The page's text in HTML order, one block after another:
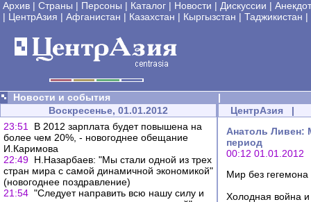
Архив | Страны | Персоны | Каталог | Новости | Дискуссии |
| ЦентрАзия | Афганистан | Казахстан | Кыргызстан | Таджикистан |
Новости и события
|
Воскресенье, 01.01.2012
23:51
В 2012 зарплата будет повышена на
более чем 20%, - новогоднее обещание
И.Каримова
22:49 Н.Назарбаев: "Мы стали одной из трех
стран мира с самой динамичной экономикой"
(новогоднее поздравление)
21:54 "Следует направить всю нашу силу и
ЦентрАзия |
Анатоль Ливен:
период
00:12 01.01.2012
Мир без гегемона
Холодная война